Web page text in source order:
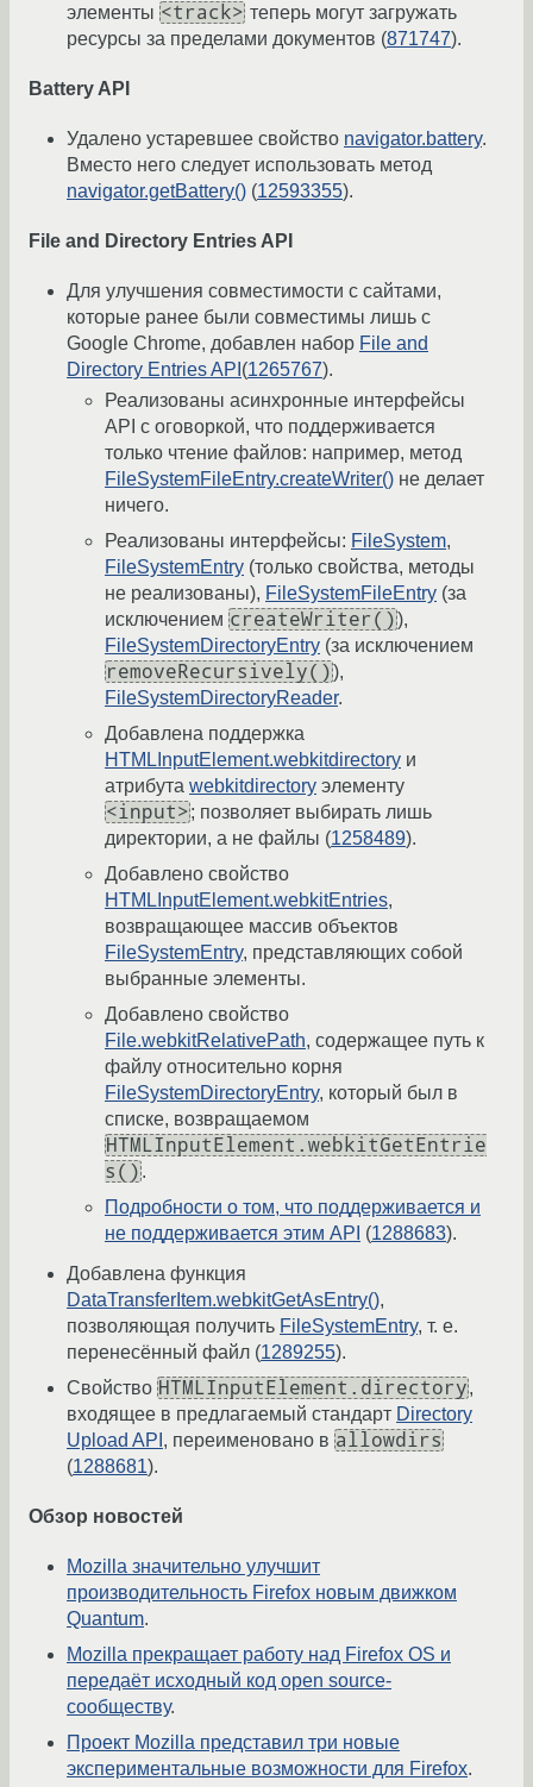
элементы <track> теперь могут загружать
ресурсы за пределами документов (871747).
Battery API
Удалено устаревшее свойство navigator.battery.
Вместо него следует использовать метод
navigator.getBattery() (12593355).
File and Directory Entries API
Для улучшения совместимости с сайтами,
которые ранее были совместимы лишь с
Google Chrome, добавлен набор File and
Directory Entries API (1265767).
Реализованы асинхронные интерфейсы
API с оговоркой, что поддерживается
только чтение файлов: например, метод
FileSystemFileEntry.createWriter() не делает
ничего.
Реализованы интерфейсы: FileSystem,
FileSystemEntry (только свойства, методы
не реализованы), FileSystemFileEntry (за
исключением createWriter()),
FileSystemDirectoryEntry (за исключением
removeRecursively()),
FileSystemDirectoryReader.
Добавлена поддержка
HTMLInputElement.webkitdirectory и
атрибута webkitdirectory элементу
<input>; позволяет выбирать лишь
директории, а не файлы (1258489).
Добавлено свойство
HTMLInputElement.webkitEntries,
возвращающее массив объектов
FileSystemEntry, представляющих собой
выбранные элементы.
Добавлено свойство
File.webkitRelativePath, содержащее путь к
файлу относительно корня
FileSystemDirectoryEntry, который был в
списке, возвращаемом
HTMLInputElement.webkitGetEntrie
s() .
Подробности о том, что поддерживается и
не поддерживается этим API (1288683).
Добавлена функция
DataTransferItem.webkitGetAsEntry(),
позволяющая получить FileSystemEntry, т. е.
перенесённый файл (1289255).
Свойство HTMLInputElement.directory,
входящее в предлагаемый стандарт Directory
Upload API , переименовано в allowdirs
(1288681).
Обзор новостей
Mozilla значительно улучшит
производительность Firefox новым движком
Quantum.
Mozilla прекращает работу над Firefox OS и
передаёт исходный код open source-
сообществу.
Проект Mozilla представил три новые
экспериментальные возможности для Firefox.